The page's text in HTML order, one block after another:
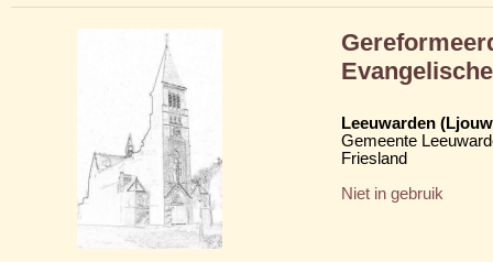
Leeuwarden
Gemeente
Friesland
Niet in gebruik